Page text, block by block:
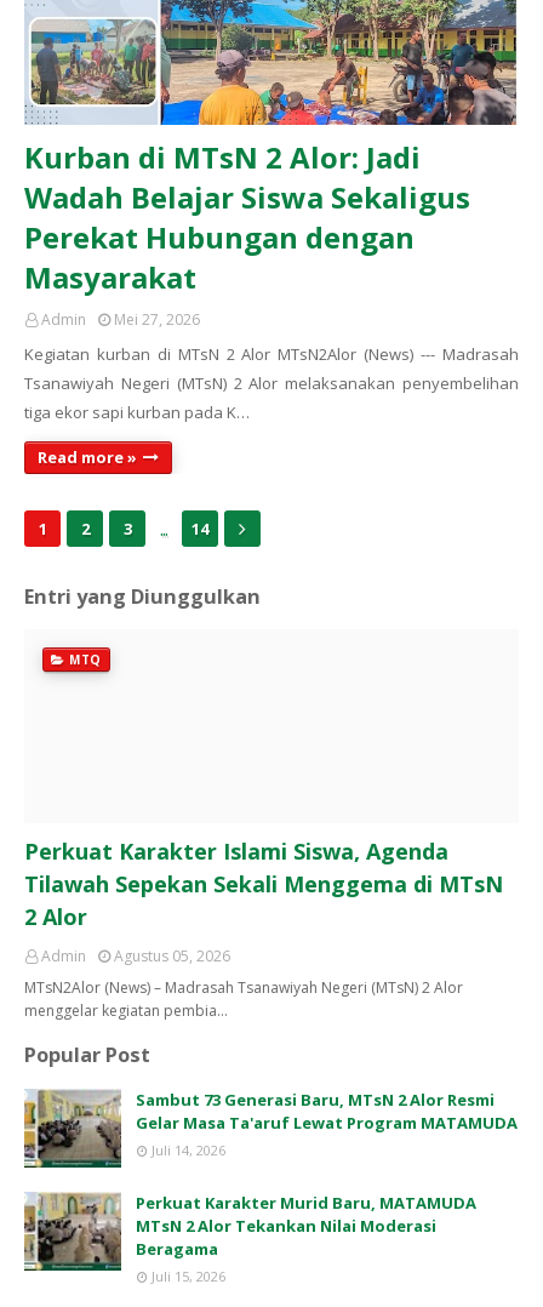
Kurban di MTsN 2 Alor: Jadi
Wadah Belajar Siswa Sekaligus
Perekat Hubungan dengan
Masyarakat
Admin Mei 27, 2026
Kegiatan kurban di MTsN 2 Alor MTsN2Alor (News) --- Madrasah
Tsanawiyah Negeri (MTsN) 2 Alor melaksanakan penyembelihan
tiga ekor sapi kurban pada K…
Read more »
1 2 3 ... 14
Entri yang Diunggulkan
MTQ
Perkuat Karakter Islami Siswa, Agenda
Tilawah Sepekan Sekali Menggema di MTsN
2 Alor
Admin
Agustus 05, 2026
MTsN2Alor (News) – Madrasah Tsanawiyah Negeri (MTsN) 2 Alor
menggelar kegiatan pembia…
Popular Post
Sambut 73 Generasi Baru, MTsN 2 Alor Resmi
Gelar Masa Ta'aruf Lewat Program MATAMUDA
Juli 14, 2026
Perkuat Karakter Murid Baru, MATAMUDA
MTsN 2 Alor Tekankan Nilai Moderasi
Beragama
Juli 15, 2026